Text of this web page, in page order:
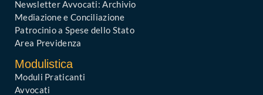
Newsletter Avvocati: Archivio
Mediazione e Conciliazione
Patrocinio a Spese dello Stato
Area Previdenza
Modulistica
Moduli Praticanti
Avvocati